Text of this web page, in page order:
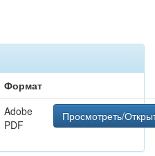
Формат
Adobe
PDF
Просмотреть/